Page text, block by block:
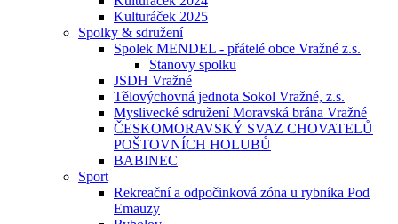
Kulturáček 2025
Spolky & sdružení
Spolek MENDEL - přátelé obce Vražné z.s.
Stanovy spolku
JSDH Vražné
Tělovýchovná jednota Sokol Vražné, z.s.
Myslivecké sdružení Moravská brána Vražné
ČESKOMORAVSKÝ SVAZ CHOVATELŮ
POŠTOVNÍCH HOLUBŮ
BABINEC
Sport
Rekreační a odpočinková zóna u rybníka Pod
Emauzy